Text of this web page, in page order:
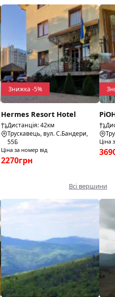
Знижка -5%
Hermes Resort Hotel
Дистанція: 42км
Трускавець, вул. С.Бандери,
55Б
Ціна за номер від
2270грн
Ціна
Всі вершини